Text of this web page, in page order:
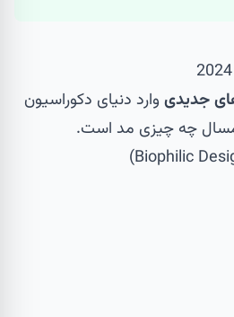
جدیدی وارد دنیای دکوراسیون
امسال چه چیزی مد است.